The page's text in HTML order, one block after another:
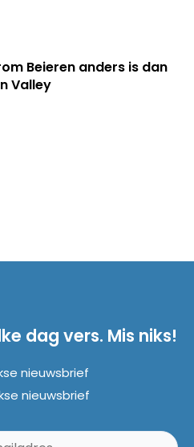
Beieren anders is dan
Valley
dag vers. Mis niks!
nieuwsbrief
nieuwsbrief